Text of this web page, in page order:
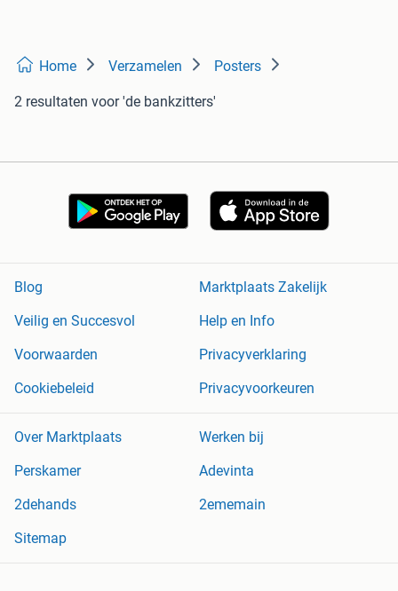
Home Verzamelen Posters
2 resultaten voor 'de bankzitters'
Blog
Marktplaats Zakelijk
Veilig en Succesvol
Help en Info
Voorwaarden
Privacyverklaring
Cookiebeleid
Privacyvoorkeuren
Over Marktplaats
Werken bij
Perskamer
Adevinta
2dehands
2ememain
Sitemap